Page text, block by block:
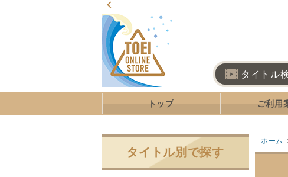
タイトル
トップ ご利用
ホーム
タイトル別で探す